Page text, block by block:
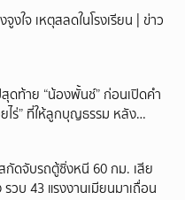
งใจ เหตุสลดในโรงเรียน | ข่าว
ดท้าย “น้องพั้นช์” ก่อนเปิดคำ
ร่” ที่ให้ลูกบุญธรรม หลัง
กัดจับรถตู้ซิ่งหนี 60 กม. เสีย
รวบ 43 แรงงานเมียนมาเถื่อน